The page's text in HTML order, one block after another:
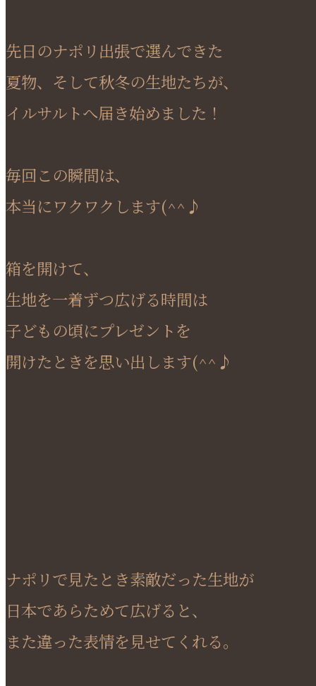
先日のナポリ出張で選んできた
夏物、そして秋冬の生地たちが、
イルサルトへ届き始めました！
毎回この瞬間は、
本当にワクワクします(^^♪
箱を開けて、
生地を一着ずつ広げる時間は
子どもの頃にプレゼントを
開けたときを思い出します(^^♪
ナポリで見たとき素敵だった生地が
日本であらためて広げると、
また違った表情を見せてくれる。